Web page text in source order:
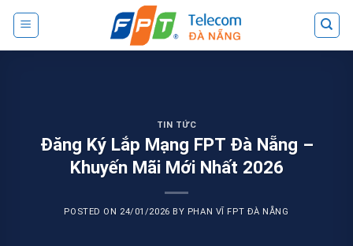
Skip
content
TIN TỨC
Đăng Ký Lắp Mạng FPT Đà Nẵng –
Khuyến Mãi Mới Nhất 2026
POSTED ON 24/01/2026 BY PHAN VĨ FPT ĐÀ NẴNG